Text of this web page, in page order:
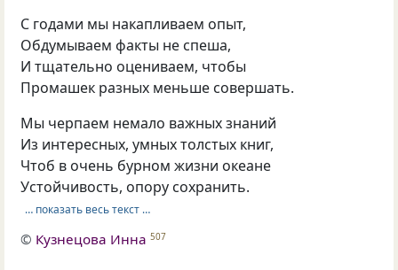
С годами мы накапливаем опыт,
Обдумываем факты не спеша,
И тщательно оцениваем, чтобы
Промашек разных меньше совершать.
Мы черпаем немало важных знаний
Из интересных, умных толстых книг,
Чтоб в очень бурном жизни океане
Устойчивость, опору сохранить.
… показать весь текст …
© Кузнецова Инна 507